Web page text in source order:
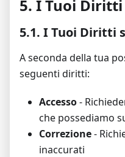
5. I Tuoi Diritti
5.1. I Tuoi Diritti
A seconda della tua
seguenti diritti:
Accesso-
che possediamo
Correzione-
inaccurati